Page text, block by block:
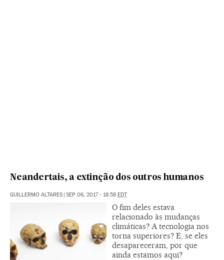
Neandertais, a extinção dos outros humanos
GUILLERMO ALTARES | SEP 06, 2017 - 18:58 EDT
O fim deles estava
relacionado às mudanças
climáticas? A tecnologia nos
torna superiores? E, se eles
desapareceram, por que
ainda estamos aqui?